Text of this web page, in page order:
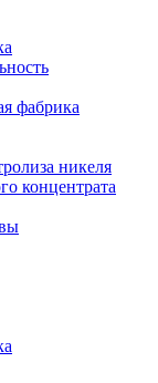
фабрика
никеля
концентрата